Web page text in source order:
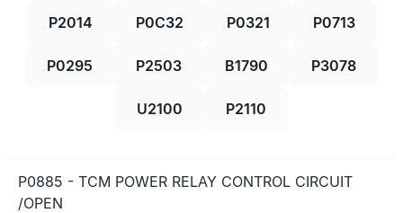
P2014 P0C32 P0321 P0713
P0295 P2503 B1790 P3078
U2100 P2110
P0885 - TCM POWER RELAY CONTROL CIRCUIT
/OPEN